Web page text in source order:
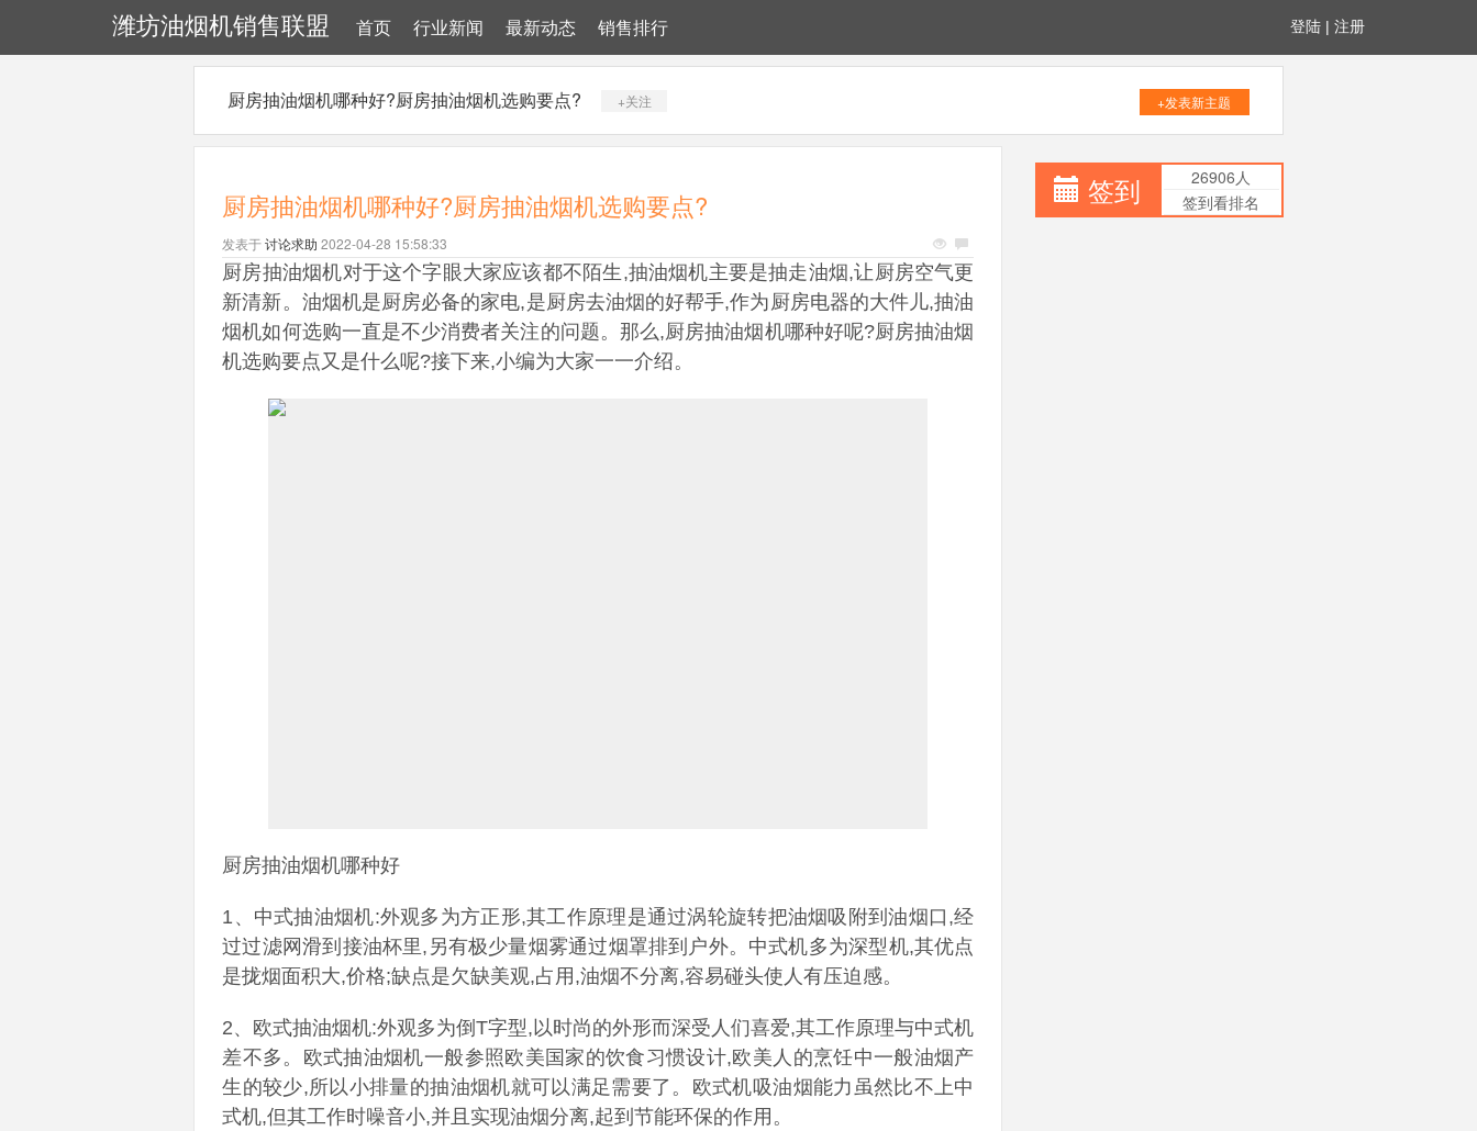
潍坊油烟机销售联盟 首页 行业新闻 最新动态 销售排行 登陆 | 注册
厨房抽油烟机哪种好?厨房抽油烟机选购要点? +关注 +发表新主题
厨房抽油烟机哪种好?厨房抽油烟机选购要点?
发表于讨论求助 2022-04-28 15:58:33
厨房抽油烟机对于这个字眼大家应该都不陌生,抽油烟机主要是抽走油烟,让厨房空气更
新清新。油烟机是厨房必备的家电,是厨房去油烟的好帮手,作为厨房电器的大件儿,抽油
烟机如何选购一直是不少消费者关注的问题。那么,厨房抽油烟机哪种好呢?厨房抽油烟
机选购要点又是什么呢?接下来,小编为大家一一介绍。
厨房抽油烟机哪种好
1、中式抽油烟机:外观多为方正形,其工作原理是通过涡轮旋转把油烟吸附到油烟口,经
过过滤网滑到接油杯里,另有极少量烟雾通过烟罩排到户外。中式机多为深型机,其优点
是拢烟面积大,价格;缺点是欠缺美观,占用,油烟不分离,容易碰头使人有压迫感。
2、欧式抽油烟机:外观多为倒T字型,以时尚的外形而深受人们喜爱,其工作原理与中式机
差不多。欧式抽油烟机一般参照欧美国家的饮食习惯设计,欧美人的烹饪中一般油烟产
生的较少,所以小排量的抽油烟机就可以满足需要了。欧式机吸油烟能力虽然比不上中
式机,但其工作时噪音小,并且实现油烟分离,起到节能环保的作用。
签到
26906人
签到看排名